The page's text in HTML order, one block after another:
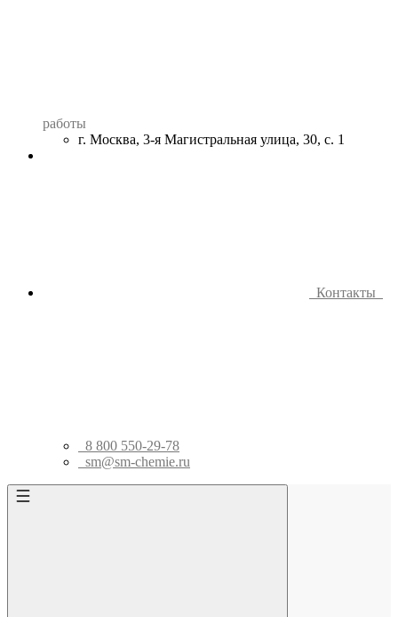
работы
г. Москва, 3-я Магистральная улица, 30, с. 1
Контакты
8 800 550-29-78
sm@sm-chemie.ru